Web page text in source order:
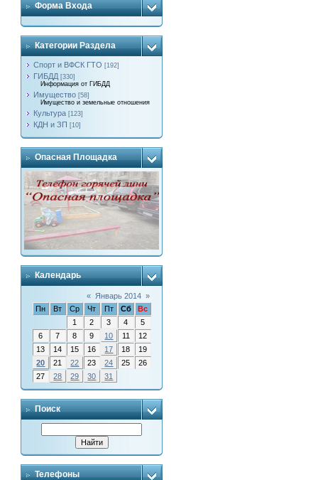
Форма Входа
Категории Раздела
Спорт и ВФСК ГТО [192]
ГИБДД [330]
Информация от ГИБДД
Имущество [58]
Имущество и земельные отношения
Культура [123]
КДН и ЗП [10]
Опасная Площадка
Календарь
« Январь 2014 »
Пн
Вт Ср Чт Пт Сб
Вс
1
2 3 4
5
6
7 8 9 10 11
12
13
14 15 16 17 18
19
20
21 22 23 24 25
26
27
28 29 30 31
Поиск
Телефоны